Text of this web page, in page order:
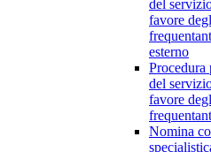
del
favore
esterno
Procedura
del
favore
Nomina